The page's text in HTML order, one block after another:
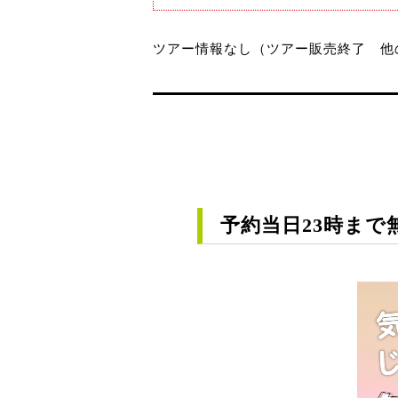
ツアー情報なし（ツアー販売終了 他
予約当日23時まで